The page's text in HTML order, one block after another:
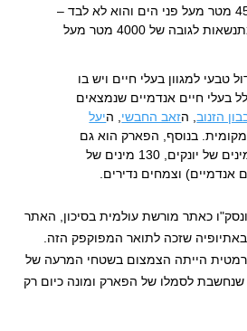
מתנשא לגובה של 4533 מטר מעל פני הים והוא לא לבד –
בפארק 20 פסגות שמתנשאות לגובה של 4000 מטר מעל
טבעי למגוון בעלי חיים ויש בו
בעלי חיים אנדמיים שנמצאים
הזנוב, הזאב החבשי , היעל
בנוסף, הפארק הוא גם
ביתם של יותר מ-20 מינים של יונקים, 130 מינים של
אונסק"ו כאתר מורשת עולמית בסיכון, האתר
אונסק"ו באתיופיה שזכה לתואר המפוקפק הזה.
הייתה הצמצום בשטחי המרעה של
שנחשבת לסמלו של הפארק ומונה כיום רק